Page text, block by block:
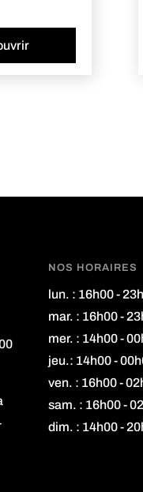
NOS HORAIRES
lun. : 16h00 -
mar. : 16h00 -
mer. : 14h00 -
jeu.: 14h00 -
ven. : 16h00 -
sam. : 16h00 -
dim. : 14h00 -